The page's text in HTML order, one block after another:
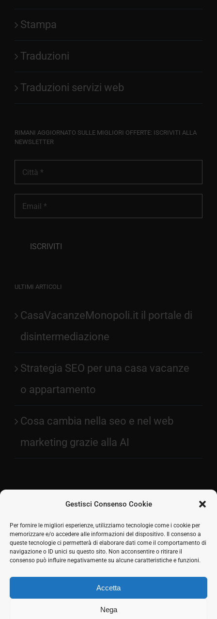
Gestisci Consenso Cookie
Per fornire le migliori esperienze, utilizziamo tecnologie come i cookie per
memorizzare e/o accedere alle informazioni del dispositivo. Il consenso a
queste tecnologie ci permetterà di elaborare dati come il comportamento di
navigazione o ID unici su questo sito. Non acconsentire o ritirare il
consenso può influire negativamente su alcune caratteristiche e funzioni.
Accetta
Nega
Stampa
Traduzioni
Traduzioni servizi web
RIMANI AGGIORNATO SULLE MIGLIORI OFFERTE: ISCRIVITI ALLA
NEWSLETTER
ULTIMI ARTICOLI
CasaVacanzeMonopoli.it il portale di
disintermediazione
Strategia SEO per una casa vacanze
o appartamento
Cosa cambia nella seo e nel web
marketing grazie alla AI
2026 © SH Web s.r.l. Via Tre Settembre, 11 47891
Dogana (RSM) | Tel:
0549 941579 339 125 8380
COE SM21512
Seguici sui social
Facebook
Twitter
LinkedIn